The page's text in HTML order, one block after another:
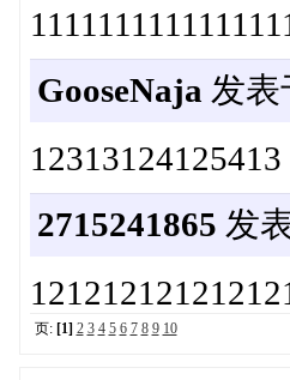
GooseNaja 发表
12313124125413
2715241865 发
页: [1] 2 3 4 5 6 7 8 9 10